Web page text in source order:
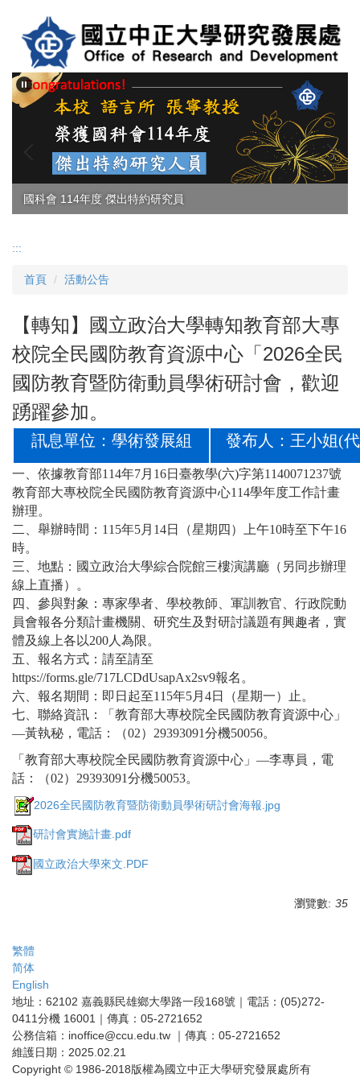
內
容
國科會 114年度 傑出特約研究員
:::
首頁 活動公告
【轉知】國立政治大學轉知教育部大專
校院全民國防教育資源中心「2026全民
國防教育暨防衛動員學術研討會，歡迎
踴躍參加。
訊息單位：學術發展組 發布人：王小姐(代
一、依據教育部114年7月16日臺教學(六)字第1140071237號
教育部大專校院全民國防教育資源中心114學年度工作計畫
辦理。
二、舉辦時間：115年5月14日（星期四）上午10時至下午16
時。
三、地點：國立政治大學綜合院館三樓演講廳（另同步辦理
線上直播）。
四、參與對象：專家學者、學校教師、軍訓教官、行政院動
員會報各分類計畫機關、研究生及對研討議題有興趣者，實
體及線上各以200人為限。
五、報名方式：請至請至
https://forms.gle/717LCDdUsapAx2sv9報名。
六、報名期間：即日起至115年5月4日（星期一）止。
七、聯絡資訊：「教育部大專校院全民國防教育資源中心」
―黃執秘，電話：（02）29393091分機50056。
「教育部大專校院全民國防教育資源中心」―李專員，電
話：（02）29393091分機50053。
2026全民國防教育暨防衛動員學術研討會海報.jpg
研討會實施計畫.pdf
國立政治大學來文.PDF
瀏覽數: 35
繁體
简体
English
地址：62102 嘉義縣民雄鄉大學路一段168號｜電話：(05)272-
0411分機 16001｜傳真：05-2721652
公務信箱：inoffice@ccu.edu.tw ｜傳真：05-2721652
維護日期：2025.02.21
Copyright © 1986-2018版權為國立中正大學研究發展處所有